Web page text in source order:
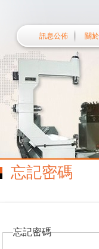
訊息公佈 關
忘記密碼
忘記密碼